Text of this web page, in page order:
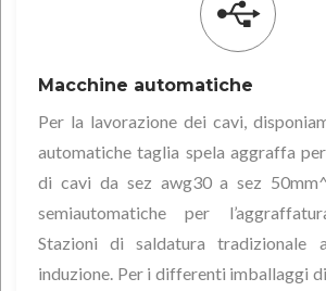
o
g
e
Macchine automatiche
Per la lavorazione dei cavi,
automatiche taglia spela aggraffa
di cavi da sez awg30 a sez
semiautomatiche per
Stazioni di saldatura tradizionale
induzione. Per i differenti imballaggi